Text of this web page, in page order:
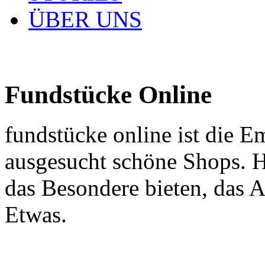
ÜBER UNS
Fundstücke Online
fundstücke online ist die
ausgesucht schöne Shops.
das Besondere bieten, das
Etwas.